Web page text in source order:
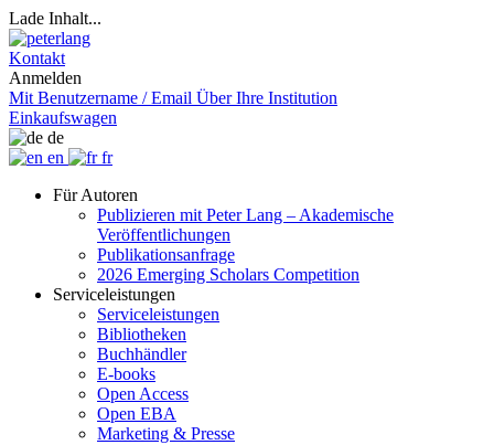
Lade Inhalt...
Kontakt
Anmelden
Mit Benutzername / Email Über Ihre Institution
Einkaufswagen
de
en
fr
Für Autoren
Publizieren mit Peter Lang – Akademische
Veröffentlichungen
Publikationsanfrage
2026 Emerging Scholars Competition
Serviceleistungen
Serviceleistungen
Bibliotheken
Buchhändler
E-books
Open Access
Open EBA
Marketing & Presse